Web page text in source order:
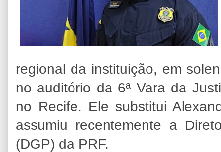
regional da instituição, em
no auditório da 6ª Vara da
no Recife. Ele substitui
assumiu recentemente a
(DGP) da PRF.